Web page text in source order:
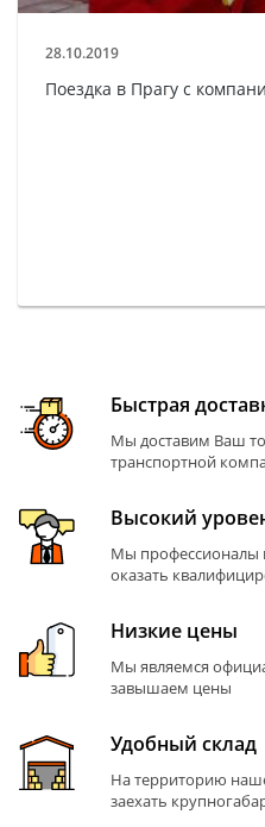
28.10.2019
Поездка в Прагу с
Быстрая
Мы доставим Ваш
транспортной
Высокий
Мы профессионалы
оказать
Низкие цены
Мы являемся
завышаем цены
Удобный склад
На территорию
заехать